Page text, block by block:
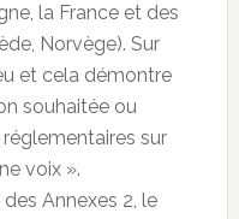
la France et des
Norvège). Sur
et cela démontre
souhaitée ou
sur
voix ».
Annexes 2, le